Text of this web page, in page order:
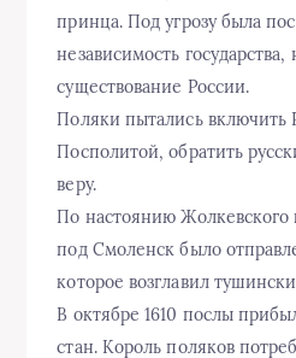
принца. Под угрозу была
независимость
существование России.
Поляки пытались включить
Посполитой, обратить
веру.
По настоянию Жолкевского
под Смоленск было
которое возглавил
В октябре 1610 послы
стан. Король поляков